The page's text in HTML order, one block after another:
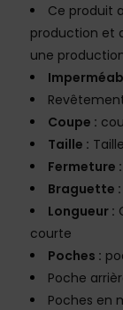
Ce produit
production et
une
Coupe :
Taille :
Fermeture :
Braguette :
Longueur :
courte
Poches :
Poche
Poches en